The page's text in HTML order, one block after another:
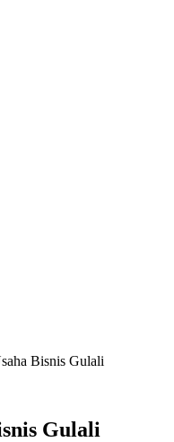
Bisnis Gulali
Gulali